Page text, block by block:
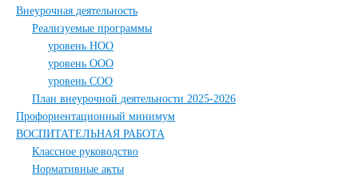
Внеурочная деятельность
Реализуемые программы
уровень НОО
уровень ООО
уровень СОО
План внеурочной деятельности 2025-2026
Профориентационный минимум
ВОСПИТАТЕЛЬНАЯ РАБОТА
Классное руководство
Нормативные акты